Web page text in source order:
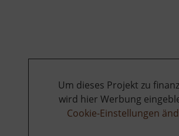
Um dieses Projekt zu
wird hier Werbung
Cookie-Einstellungen